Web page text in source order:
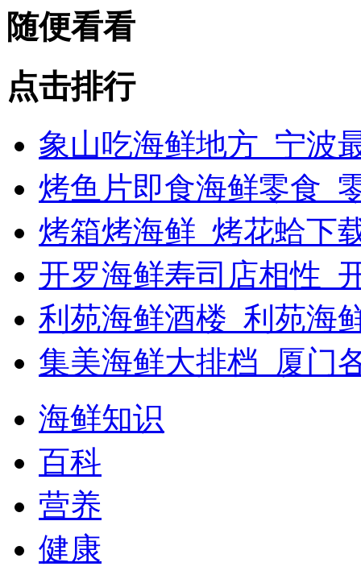
随便看看
点击排行
象山吃海鲜地方_宁波
烤鱼片即食海鲜零食_
烤箱烤海鲜_烤花蛤下
开罗海鲜寿司店相性_
利苑海鲜酒楼_利苑海
集美海鲜大排档_厦门
海鲜知识
百科
营养
健康